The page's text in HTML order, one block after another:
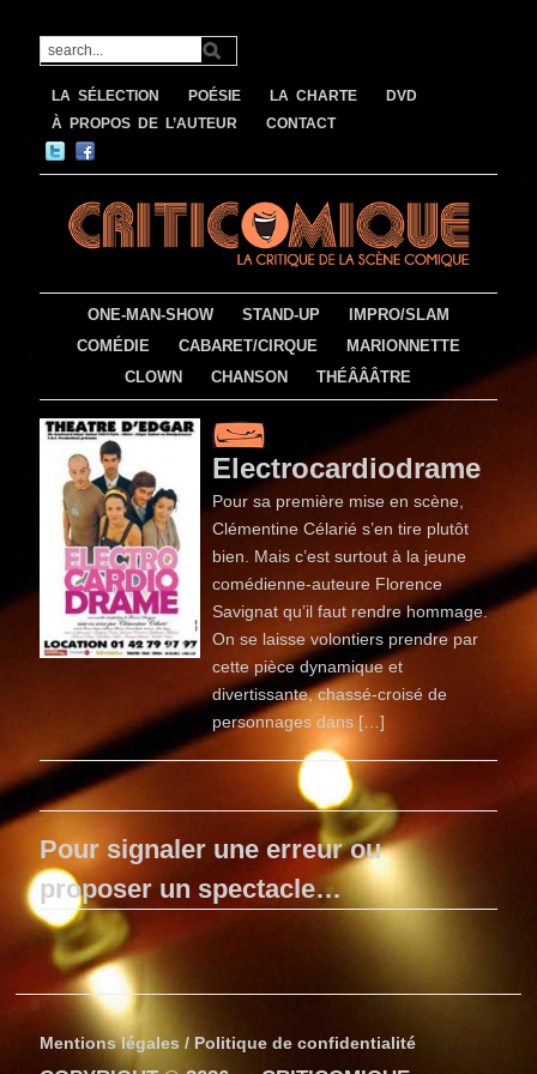
LA SÉLECTION POÉSIE LA CHARTE
DVD
À PROPOS DE L’AUTEUR
CONTACT
ONE-MAN-SHOW STAND-UP
IMPRO/SLAM
COMÉDIE
CABARET/CIRQUE
MARIONNETTE
CLOWN
CHANSON THÉÂÂÂTRE
Electrocardiodrame
Pour sa première mise en scène,
Clémentine Célarié s’en tire plutôt
bien. Mais c’est surtout à la jeune
comédienne-auteure Florence
Savignat qu’il faut rendre hommage.
On se laisse volontiers prendre par
cette pièce dynamique et
divertissante, chassé-croisé de
personnages dans […]
Pour signaler une erreur ou
proposer un spectacle…
Mentions légales / Politique de confidentialité